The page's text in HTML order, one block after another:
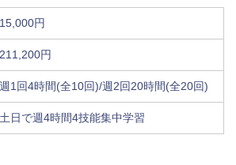
15,000円
211,200円
週1回4時間(全10回)/週2回20時間(全20回)
土日で週4時間4技能集中学習